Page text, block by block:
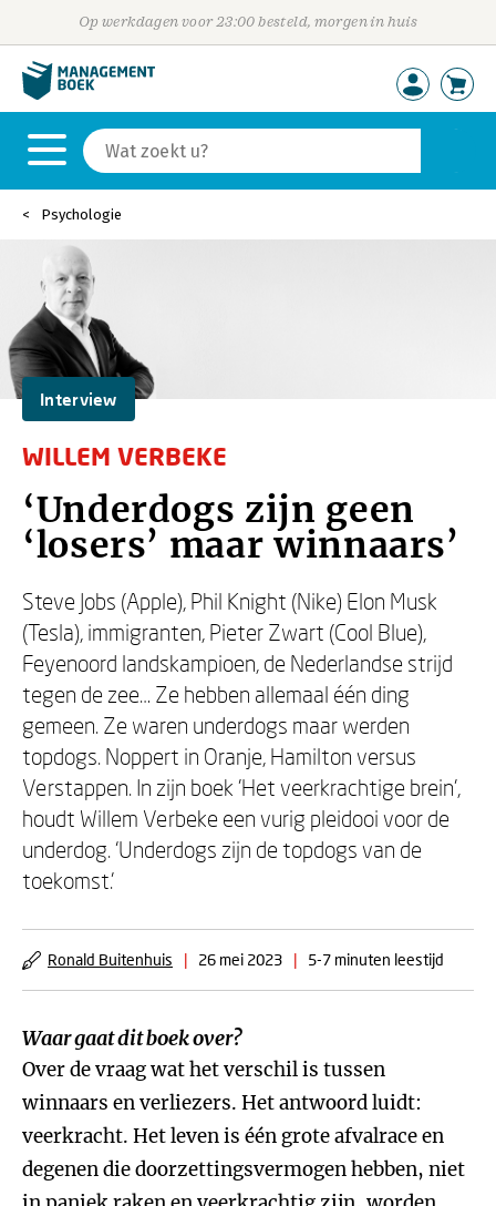
Op werkdagen voor 23:00 besteld, morgen in huis
Psychologie
Interview
WILLEM VERBEKE
‘Underdogs zijn geen
‘losers’ maar winnaars’
Steve Jobs (Apple), Phil Knight (Nike) Elon Musk
(Tesla), immigranten, Pieter Zwart (Cool Blue),
Feyenoord landskampioen, de Nederlandse strijd
tegen de zee… Ze hebben allemaal één ding
gemeen. Ze waren underdogs maar werden
topdogs. Noppert in Oranje, Hamilton versus
Verstappen. In zijn boek 'Het veerkrachtige brein',
houdt Willem Verbeke een vurig pleidooi voor de
underdog. ‘Underdogs zijn de topdogs van de
toekomst.’
Ronald Buitenhuis | 26 mei 2023 | 5-7 minuten leestijd
Waar gaat dit boek over?
Over de vraag wat het verschil is tussen
winnaars en verliezers. Het antwoord luidt:
veerkracht. Het leven is één grote afvalrace en
degenen die doorzettingsvermogen hebben, niet